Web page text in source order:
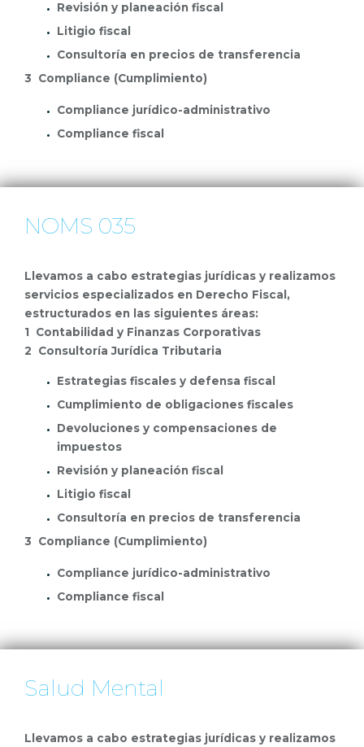
Revisión y planeación fiscal
Litigio fiscal
Consultoría en precios de transferencia
3 Compliance (Cumplimiento)
Compliance jurídico-administrativo
Compliance fiscal
NOMS 035
Llevamos a cabo estrategias jurídicas y realizamos
servicios especializados en Derecho Fiscal,
estructurados en las siguientes áreas:
1 Contabilidad y Finanzas Corporativas
2 Consultoría Jurídica Tributaria
Estrategias fiscales y defensa fiscal
Cumplimiento de obligaciones fiscales
Devoluciones y compensaciones de
impuestos
Revisión y planeación fiscal
Litigio fiscal
Consultoría en precios de transferencia
3 Compliance (Cumplimiento)
Compliance jurídico-administrativo
Compliance fiscal
Salud Mental
Llevamos a cabo estrategias jurídicas y realizamos